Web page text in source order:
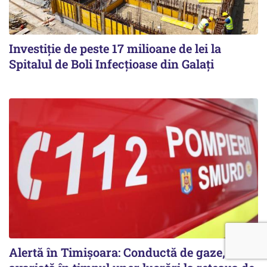
Investiție de peste 17 milioane de lei la
Spitalul de Boli Infecțioase din Galați
Alertă în Timișoara: Conductă de gaze,